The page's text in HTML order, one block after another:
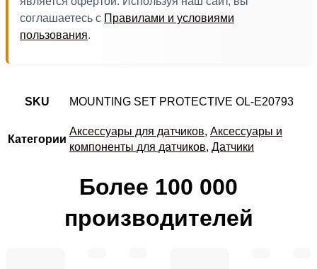
соглашаетесь с Правилами и условиями
пользования.
SKU MOUNTING SET PROTECTIVE OL-E20793
Категории
Аксессуары для датчиков, Аксессуары и
компоненты для датчиков, Датчики
Более 100 000
производителей